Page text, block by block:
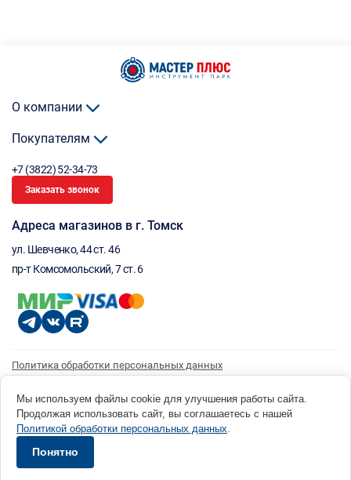
О компании
Покупателям
+7 (3822) 52-34-73
Заказать звонок
Адреса магазинов в г. Томск
ул. Шевченко, 44 ст. 46
пр-т Комсомольский, 7 ст. 6
Политика обработки персональных данных
Согласие на получение рассылки
© 1996 - 2026 инструмент парк «Мастер Плюс» Россия, г. Томск, ул. Шевченко, 44 ст. 46, (3822) 52-34-
73 okp@masterplus.tomsk.ru ИП Брусницын Д.Н. ИНН 701700002741
Мы используем файлы cookie для улучшения работы сайта.
Продолжая использовать сайт, вы соглашаетесь с нашей
Политикой обработки персональных данных.
Понятно